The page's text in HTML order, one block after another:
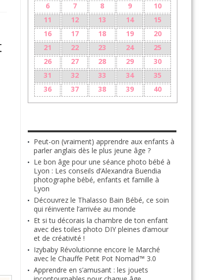
6
7 8 9
10
11
12 13 14
15
16
17 18 19
20
21
22 23 24
25
26
27 28 29
30
31
32 33 34
35
36
37 38 39 40
Peut-on (vraiment) apprendre aux enfants à
parler anglais dès le plus jeune âge ?
Le bon âge pour une séance photo bébé à
Lyon : Les conseils d’Alexandra Buendia
photographe bébé, enfants et famille à
Lyon
Découvrez le Thalasso Bain Bébé, ce soin
qui réinvente l’arrivée au monde
Et si tu décorais la chambre de ton enfant
avec des toiles photo DIY pleines d’amour
et de créativité !
Izybaby Révolutionne encore le Marché
avec le Chauffe Petit Pot Nomad™ 3.0
Apprendre en s’amusant : les jouets